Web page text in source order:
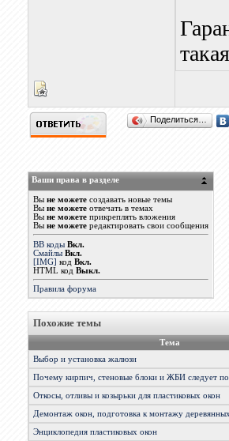
Поделиться…
Ваши права в разделе
Вы не можетесоздавать новые темы
Вы не можетеотвечать в темах
Вы не можетеприкреплять вложения
Вы не можетередактировать свои сообщения
BB коды Вкл.
Смайлы Вкл.
[IMG] код Вкл.
HTML код Выкл.
Правила форума
Похожие темы
Тема
Выбор и установка жалюзи
Почему кирпич, стеновые блоки и ЖБИ следует
Откосы, отливы и козырьки для пластиковых окон
Демонтаж окон, подготовка к монтажу
Энциклопедия пластиковых окон